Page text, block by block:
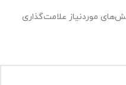
موردنیاز علامت‌گذاری